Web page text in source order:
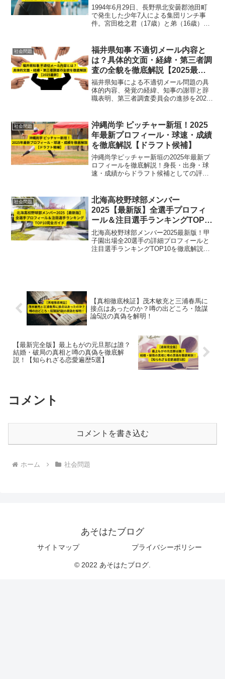
真実】
1994年6月29日、長野県北安曇郡池田町
で発生した少年7人による集団リンチ事
件。宮田稔之君（17歳）と弟（16歳）が
徹底解説します。
社会問題
福井県知事 不適切メール内容と
は？具体的文面・経緯・第三者調
査の全貌を徹底解説【2025最
新】
福井県知事による不適切メール問題の具
体的内容、発覚の経緯、知事の謝罪と辞
職表明、第三者調査委員会の進捗を2025
社会問題
沖縄尚学 ピッチャー新垣！2025
年最新プロフィール・球速・成績
を徹底解説【ドラフト候補】
沖縄尚学ピッチャー新垣の2025年最新プ
ロフィールを徹底解説！身長・出身・球
速・成績からドラフト候補としての評価
社会問題
北海高校野球部メンバー
2025【最新版】全選手プロフィ
ール＆注目選手ランキングTOP10
完全ガイド
北海高校野球部メンバー2025最新版！甲
子園出場全20選手の詳細プロフィールと
注目選手ランキングTOP10を徹底解説。
【真相徹底検証】茂木敏充と三浦春馬に
接点はあったのか？噂の出どころ・陰謀
論5説の真偽を解明！
【最新完全版】最上もがの元旦那は誰？
結婚・破局の真相と噂の真偽を徹底解
説！【知られざる恋愛遍歴5選】
コメント
コメントを書き込む
ホーム 社会問題
あそはたブログ
サイトマップ プライバシーポリシー
© 2022 あそはたブログ.